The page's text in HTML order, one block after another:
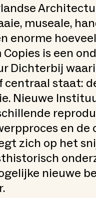
museale,
enorme
is een
Dichterbij
staat:
Nieuwe
en de
zich op het
nieuwe